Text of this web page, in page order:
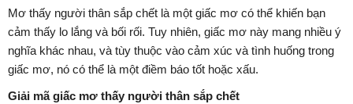
Mơ thấy người thân sắp chết là một giấc mơ có thể khiến bạn
cảm thấy lo lắng và bối rối. Tuy nhiên, giấc mơ này mang nhiều ý
nghĩa khác nhau, và tùy thuộc vào cảm xúc và tình huống trong
giấc mơ, nó có thể là một điềm báo tốt hoặc xấu.
Giải mã giấc mơ thấy người thân sắp chết